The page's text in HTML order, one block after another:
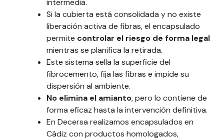
intermedia.
Si la cubierta está consolidada y no existe
liberación activa de fibras, el encapsulado
permite controlar el riesgo de forma legal
mientras se planifica la retirada.
Este sistema sella la superficie del
fibrocemento, fija las fibras e impide su
dispersión al ambiente.
No elimina el amianto, pero lo contiene de
forma eficaz hasta la intervención definitiva.
En Decersa realizamos encapsulados en
Cádiz con productos homologados,